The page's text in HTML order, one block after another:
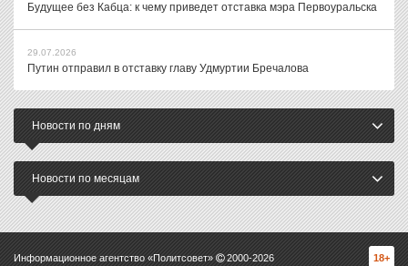
Будущее без Кабца: к чему приведет отставка мэра Первоуральска
29.07.2026
Путин отправил в отставку главу Удмуртии Бречалова
Новости по дням
Новости по месяцам
Информационное агентство «Политсовет» 2000-2026
18+